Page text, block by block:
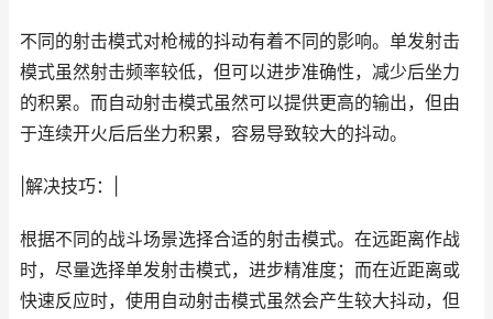
不同的射击模式对枪械的抖动有着不同的影响。单发射击
模式虽然射击频率较低，但可以进步准确性，减少后坐力
的积累。而自动射击模式虽然可以提供更高的输出，但由
于连续开火后后坐力积累，容易导致较大的抖动。
|解决技巧：|
根据不同的战斗场景选择合适的射击模式。在远距离作战
时，尽量选择单发射击模式，进步精准度；而在近距离或
快速反应时，使用自动射击模式虽然会产生较大抖动，但